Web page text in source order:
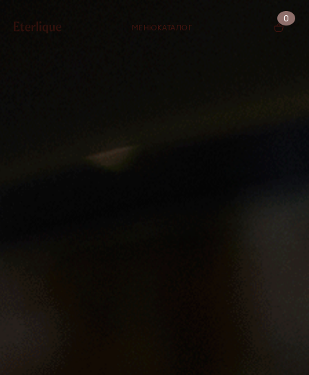
МЕНЮКАТАЛОГ
0
КОРЗИНА (0)